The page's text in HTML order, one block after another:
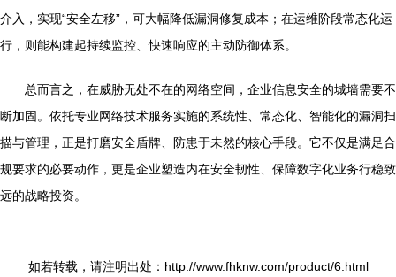
介入，实现“安全左移”，可大幅降低漏洞修复成本；在运维阶段常态化运
行，则能构建起持续监控、快速响应的主动防御体系。
总而言之，在威胁无处不在的网络空间，企业信息安全的城墙需要不
断加固。依托专业网络技术服务实施的系统性、常态化、智能化的漏洞扫
描与管理，正是打磨安全盾牌、防患于未然的核心手段。它不仅是满足合
规要求的必要动作，更是企业塑造内在安全韧性、保障数字化业务行稳致
远的战略投资。
如若转载，请注明出处：http://www.fhknw.com/product/6.html